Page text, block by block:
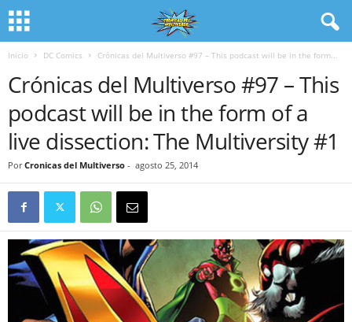
Inicio DC Comics Crónicas del Multiverso #97 – This podcast will be in the form...
Crónicas del Multiverso #97 – This
podcast will be in the form of a
live dissection: The Multiversity #1
Por Cronicas del Multiverso - agosto 25, 2014